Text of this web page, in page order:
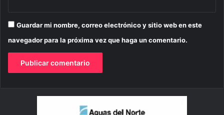
Guardar mi nombre, correo electrónico y sitio web en este
navegador para la próxima vez que haga un comentario.